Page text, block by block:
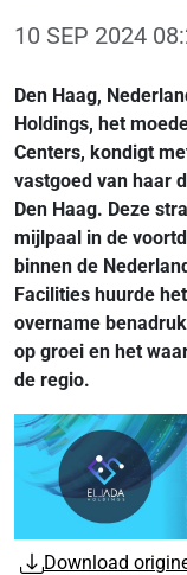
10 SEP 2024
Den Haag,
Holdings, het
Centers, kondigt
vastgoed van haar
Den Haag. Deze
mijlpaal in de
binnen de
Facilities huurde
overname
op groei en het
de regio.
Download